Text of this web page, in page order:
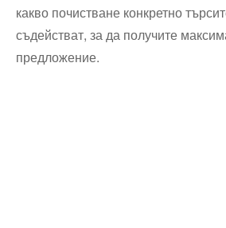
какво почистване конкретно
съдействат, за да получите
предложение.